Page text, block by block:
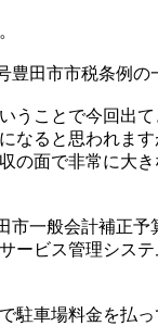
田市市税条例
うことで今回出
なると思われま
の面で非常に大
一般会計補正
ービス管理シス
駐車場料金を払